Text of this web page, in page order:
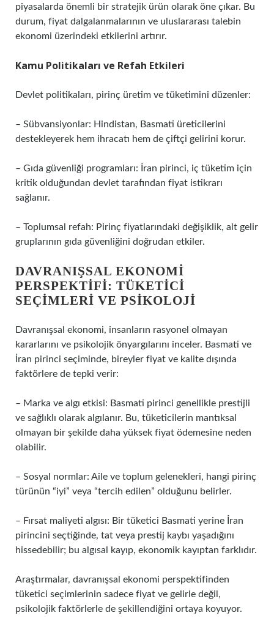
piyasalarda önemli bir stratejik ürün olarak öne çıkar. Bu
durum, fiyat dalgalanmalarının ve uluslararası talebin
ekonomi üzerindeki etkilerini artırır.
Kamu Politikaları ve Refah Etkileri
Devlet politikaları, pirinç üretim ve tüketimini düzenler:
– Sübvansiyonlar: Hindistan, Basmati üreticilerini
destekleyerek hem ihracatı hem de çiftçi gelirini korur.
– Gıda güvenliği programları: İran pirinci, iç tüketim için
kritik olduğundan devlet tarafından fiyat istikrarı
sağlanır.
– Toplumsal refah: Pirinç fiyatlarındaki değişiklik, alt gelir
gruplarının gıda güvenliğini doğrudan etkiler.
DAVRANIŞSAL EKONOMI
PERSPEKTIFI: TÜKETICI
SEÇIMLERI VE PSIKOLOJI
Davranışsal ekonomi, insanların rasyonel olmayan
kararlarını ve psikolojik önyargılarını inceler. Basmati ve
İran pirinci seçiminde, bireyler fiyat ve kalite dışında
faktörlere de tepki verir:
– Marka ve algı etkisi: Basmati pirinci genellikle prestijli
ve sağlıklı olarak algılanır. Bu, tüketicilerin mantıksal
olmayan bir şekilde daha yüksek fiyat ödemesine neden
olabilir.
– Sosyal normlar: Aile ve toplum gelenekleri, hangi pirinç
türünün “iyi” veya “tercih edilen” olduğunu belirler.
– Fırsat maliyeti algısı: Bir tüketici Basmati yerine İran
pirincini seçtiğinde, tat veya prestij kaybı yaşadığını
hissedebilir; bu algısal kayıp, ekonomik kayıptan farklıdır.
Araştırmalar, davranışsal ekonomi perspektifinden
tüketici seçimlerinin sadece fiyat ve gelirle değil,
psikolojik faktörlerle de şekillendiğini ortaya koyuyor.